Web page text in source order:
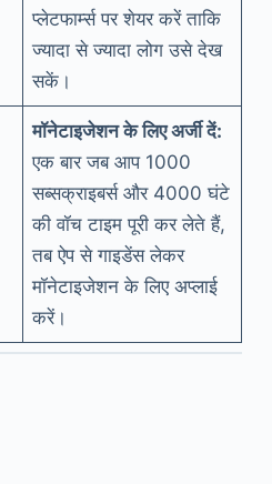
प्लेटफार्म्स पर शेयर करें ताकि
ज्यादा से ज्यादा लोग उसे देख
सकें।
मॉनेटाइजेशन के लिए अर्जी दें:
एक बार जब आप 1000
सब्सक्राइबर्स और 4000 घंटे
की वॉच टाइम पूरी कर लेते हैं,
तब ऐप से गाइडेंस लेकर
मॉनेटाइजेशन के लिए अप्लाई
करें।